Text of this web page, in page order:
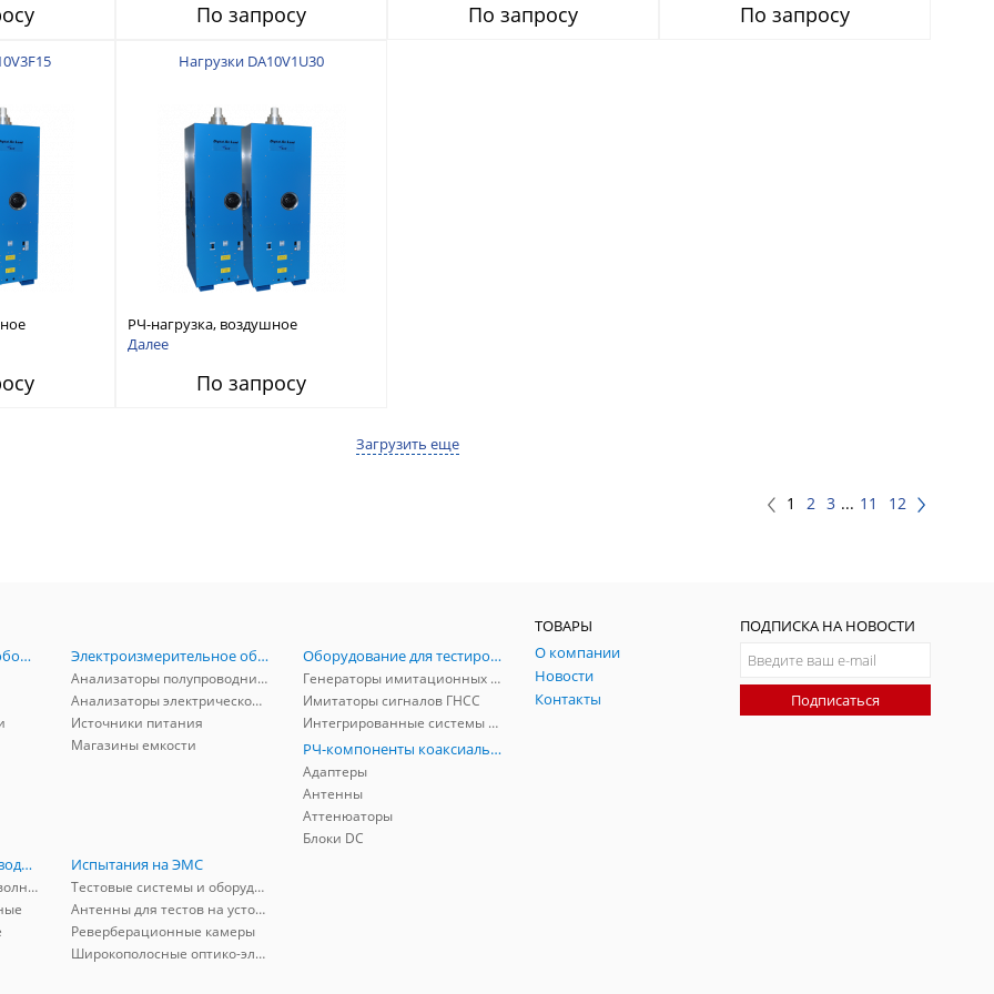
По запросу По запросу По запросу
240 МГц 3-
Нагрузки DA10V1U30
РЧ-нагрузка, воздушное
охлаждение 10кВт DC-240 МГц 1-
Далее
По запросу
Загрузить еще
1 2 3 ... 11 12
Радиоизмерительное оборудование
Электроизмерительное оборудование
Анализаторы полупроводников
Анализаторы электрической мощности
Источники питания
Магазины емкости
Оборудование для тестирования и симуляции ГНСС
Генераторы имитационных и заградительных помех
Имитаторы сигналов ГНСС
Интегрированные системы защиты от ГНСС-помех
РЧ-компоненты коаксиальные
Адаптеры
Антенны
Аттенюаторы
Блоки DC
РЧ-компоненты волноводные
Адаптеры коаксиально-волноводные
Испытания на ЭМС
Тестовые системы и оборудование
Антенны для тестов на устойчивость к ЭМП
Реверберационные камеры
Широкополосные оптико-электрические линии
ТОВАРЫ
О компании
Новости
Контакты
ПОДПИСКА НА НОВОСТИ
Подписаться